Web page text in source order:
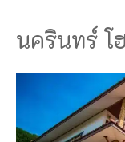
นครินทร์ โ